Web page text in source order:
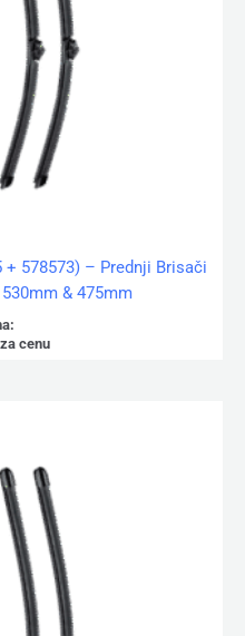
578573) – Prednji Brisači
& 475mm
cenu